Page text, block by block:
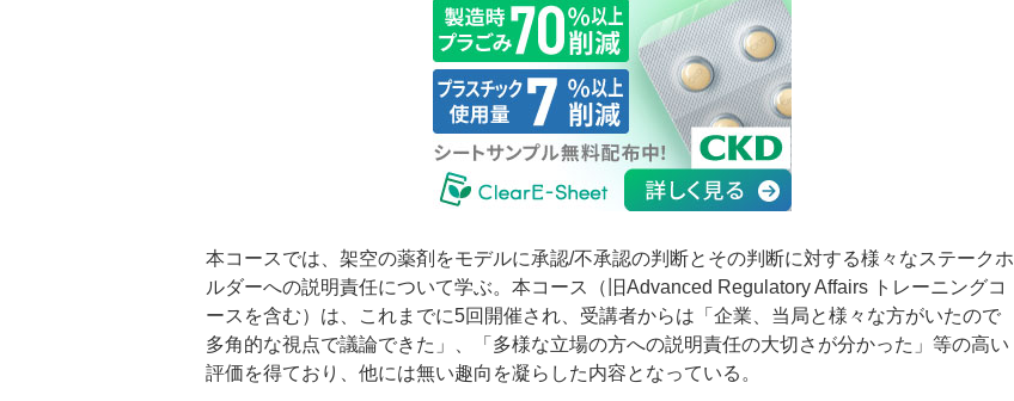
本コースでは、架空の薬剤をモデルに承認/不承認の判断とその判断に対する様々なステークホ
ルダーへの説明責任について学ぶ。本コース（旧Advanced Regulatory Affairs トレーニングコ
ースを含む）は、これまでに5回開催され、受講者からは「企業、当局と様々な方がいたので
多角的な視点で議論できた」、「多様な立場の方への説明責任の大切さが分かった」等の高い
評価を得ており、他には無い趣向を凝らした内容となっている。